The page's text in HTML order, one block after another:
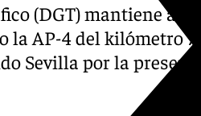
(DGT) mantiene a
la AP-4 del kilómetro
Sevilla por la